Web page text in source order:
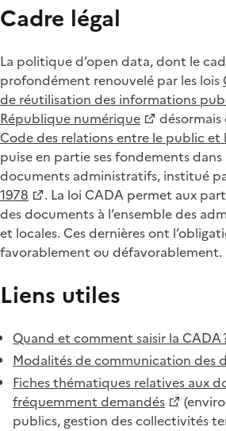
Cadre légal
La politique d’open data, dont le
profondément renouvelé par les lois
de réutilisation des informations
République numérique
désormais
Code des relations entre le public et
puise en partie ses fondements dans
documents administratifs, institué
1978
. La loi CADA permet aux
des documents à l’ensemble des
et locales. Ces dernières ont
favorablement ou défavorablement.
Liens utiles
Quand et comment saisir la CADA
Modalités de communication des
Fiches thématiques relatives aux
fréquemment demandés
publics, gestion des collectivités